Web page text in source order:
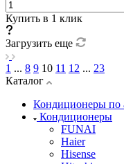
Купить в 1 клик
Загрузить еще
1 ... 8 9 10 11 12 ... 23
Каталог
Кондиционеры по
Кондиционеры
FUNAI
Haier
Hisense